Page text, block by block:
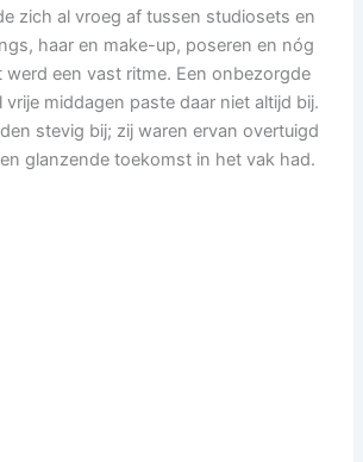
zich al vroeg af tussen studiosets en
haar en make-up, poseren en nóg
werd een vast ritme. Een onbezorgde
vrije middagen paste daar niet altijd bij.
stevig bij; zij waren ervan overtuigd
glanzende toekomst in het vak had.